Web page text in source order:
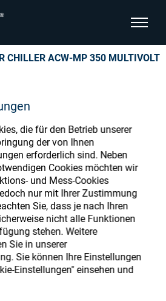
die für den Betrieb unserer
der von Ihnen
erforderlich sind. Neben
Cookies möchten wir
und Mess-Cookies
nur mit Ihrer Zustimmung
Sie, dass je nach Ihren
nicht alle Funktionen
stehen. Weitere
Sie in unserer
Sie können Ihre Einstellungen
Einstellungen" einsehen und
CHILLER ACW-MP 350 MULTIVOLT
Consumables
to access your accounts
range of ophthalmic
Sign-In